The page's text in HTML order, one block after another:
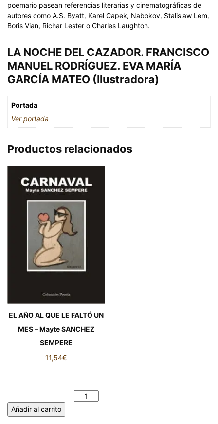
poemario pasean referencias literarias y cinematográficas de
autores como A.S. Byatt, Karel Capek, Nabokov, Stalislaw Lem,
Boris Vian, Richar Lester o Charles Laughton.
LA NOCHE DEL CAZADOR. FRANCISCO
MANUEL RODRÍGUEZ. EVA MARÍA
GARCÍA MATEO (Ilustradora)
Portada
Ver portada
Productos relacionados
EL AÑO AL QUE LE FALTÓ UN
MES – Mayte SANCHEZ
SEMPERE
11,54€
Añadir al carrito